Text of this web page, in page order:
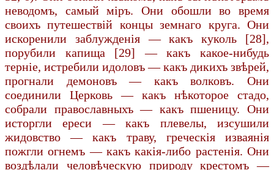
неводомъ, самый міръ. Они обошли во время
своихъ путешествій концы земнаго круга. Они
искоренили заблужденія — какъ куколь [28],
порубили капища [29] — какъ какое-нибудь
терніе, истребили идоловъ — какъ дикихъ звѣрей,
прогнали демоновъ — какъ волковъ. Они
соединили Церковь — какъ нѣкоторое стадо,
собрали православныхъ — какъ пшеницу. Они
исторгли ереси — какъ плевелы, изсушили
жидовство — какъ траву, греческія изваянія
пожгли огнемъ — какъ какія-либо растенія. Они
воздѣлали человѣческую природу крестомъ —